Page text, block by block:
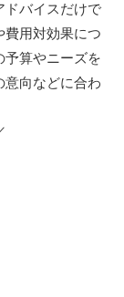
ドバイスだけで
費用対効果につ
予算やニーズを
意向などに合わ